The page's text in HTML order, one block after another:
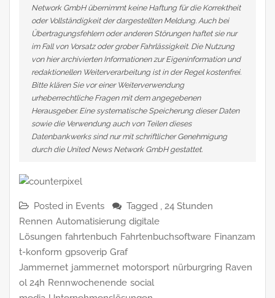
Network GmbH übernimmt keine Haftung für die Korrektheit
oder Vollständigkeit der dargestellten Meldung. Auch bei
Übertragungsfehlern oder anderen Störungen haftet sie nur
im Fall von Vorsatz oder grober Fahrlässigkeit. Die Nutzung
von hier archivierten Informationen zur Eigeninformation und
redaktionellen Weiterverarbeitung ist in der Regel kostenfrei.
Bitte klären Sie vor einer Weiterverwendung
urheberrechtliche Fragen mit dem angegebenen
Herausgeber. Eine systematische Speicherung dieser Daten
sowie die Verwendung auch von Teilen dieses
Datenbankwerks sind nur mit schriftlicher Genehmigung
durch die United News Network GmbH gestattet.
Posted in Events Tagged , 24 Stunden
Rennen Automatisierung digitale
Lösungen fahrtenbuch Fahrtenbuchsoftware Finanzam
t-konform gpsoverip Graf
Jammernet jammer.net motorsport nürburgring Raven
ol 24h Rennwochenende social